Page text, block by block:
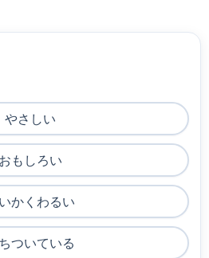
やさしい
おもしろい
かくわるい
ついている